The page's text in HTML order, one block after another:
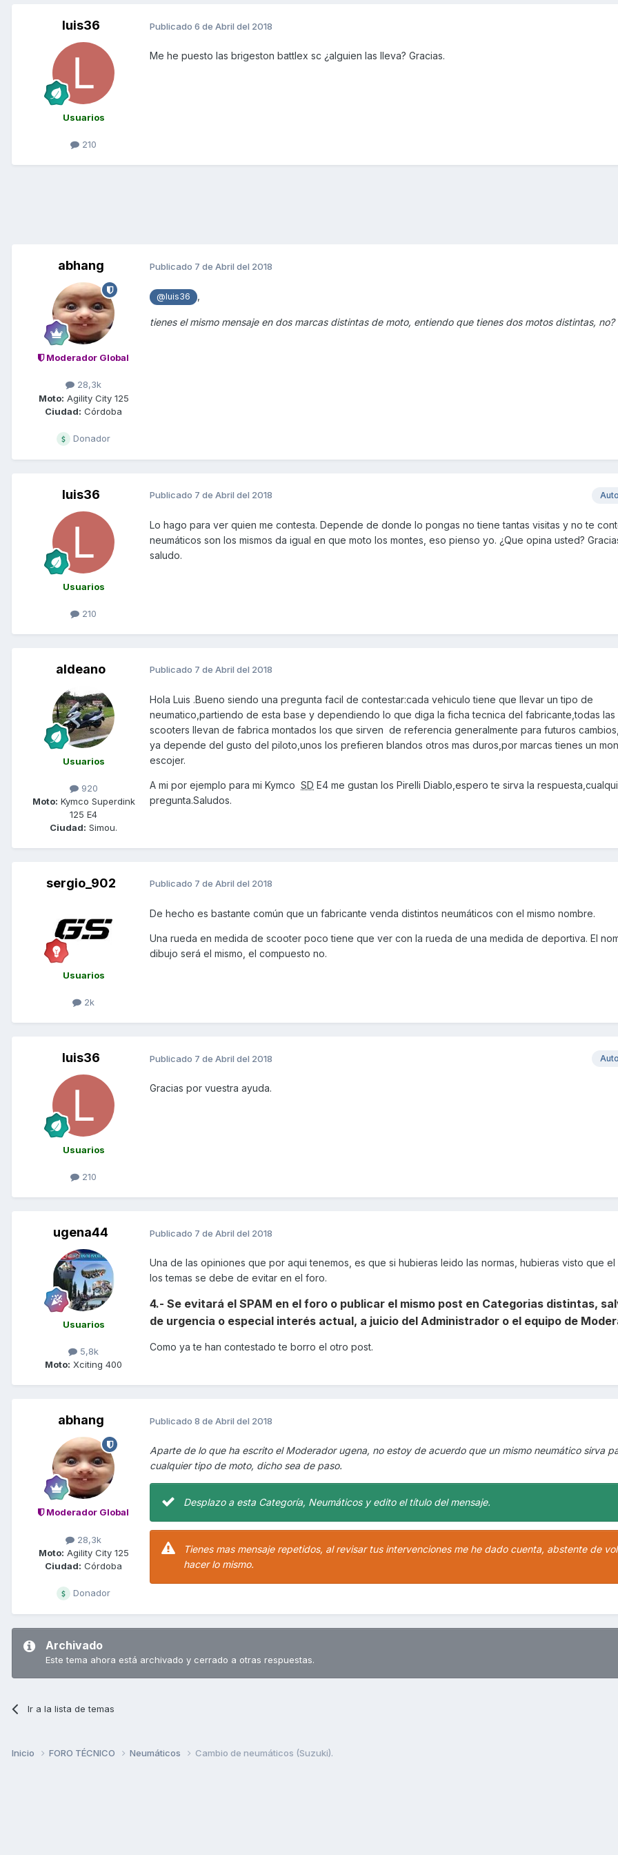
luis36
Usuarios
210
Publicado 6 de Abril del 2018
Me he puesto las brigeston battlex sc ¿alguien las lleva? Gracias.
abhang
Moderador Global
28,3k
Moto: Agility City 125
Ciudad: Córdoba
Donador
Publicado 7 de Abril del 2018
@luis36
tienes el mismo mensaje en dos marcas distintas de moto, entiendo que tienes dos motos distintas, no?
luis36
Usuarios
210
Publicado 7 de Abril del 2018
Lo hago para ver quien me contesta. Depende de donde lo pongas no tiene tantas visitas y no te
neumáticos son los mismos da igual en que moto los montes, eso pienso yo. ¿Que opina usted?
saludo.
aldeano
Usuarios
920
Moto: Kymco Superdink
125 E4
Ciudad: Simou.
Publicado 7 de Abril del 2018
Hola Luis .Bueno siendo una pregunta facil de contestar:cada vehiculo tiene que llevar un tipo de
neumatico,partiendo de esta base y dependiendo lo que diga la ficha tecnica del fabricante,todas las
scooters llevan de fabrica montados los que sirven de referencia generalmente para futuros
ya depende del gusto del piloto,unos los prefieren blandos otros mas duros,por marcas tienes un
escojer.
A mi por ejemplo para mi Kymco SD E4 me gustan los Pirelli Diablo,espero te sirva la
pregunta.Saludos.
sergio_902
Usuarios
2k
Publicado 7 de Abril del 2018
De hecho es bastante común que un fabricante venda distintos neumáticos con el mismo nombre.
Una rueda en medida de scooter poco tiene que ver con la rueda de una medida de deportiva. El
dibujo será el mismo, el compuesto no.
luis36
Usuarios
210
Publicado 7 de Abril del 2018
Gracias por vuestra ayuda.
ugena44
Usuarios
5,8k
Moto: Xciting 400
Publicado 7 de Abril del 2018
Una de las opiniones que por aqui tenemos, es que si hubieras leido las normas, hubieras visto que
los temas se debe de evitar en el foro.
4.- Se evitará el SPAM en el foro o publicar el mismo post en Categorias distintas,
de urgencia o especial interés actual, a juicio del Administrador o el equipo de
Como ya te han contestado te borro el otro post.
abhang
Moderador Global
28,3k
Moto: Agility City 125
Ciudad: Córdoba
Donador
Publicado 8 de Abril del 2018
Aparte de lo que ha escrito el Moderador ugena, no estoy de acuerdo que un mismo neumático sirva
cualquier tipo de moto, dicho sea de paso.
Desplazo a esta Categoría, Neumáticos y edito el título del mensaje.
Tienes mas mensaje repetidos, al revisar tus intervenciones me he dado cuenta, abstente de
hacer lo mismo.
Archivado
Este tema ahora está archivado y cerrado a otras respuestas.
Ir a la lista de temas
Inicio FORO TÉCNICO Neumáticos Cambio de neumáticos (Suzuki).